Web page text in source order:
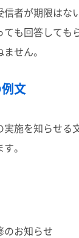
者が期限はな
ても回答しても
せん。
文
施を知らせる
。
のお知らせ